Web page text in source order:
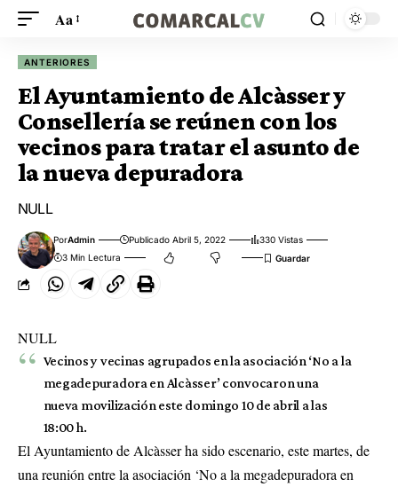
Aa
ANTERIORES
El Ayuntamiento de Alcàsser y
Consellería se reúnen con los
vecinos para tratar el asunto de
la nueva depuradora
NULL
PorAdmin Publicado Abril 5, 2022
330 Vistas
3 Min Lectura
NULL
Vecinos y vecinas agrupados en la asociación ‘No a la
megadepuradora en Alcàsser’ convocaron una
nueva movilización este domingo 10 de abril a las
18:00 h.
El Ayuntamiento de Alcàsser ha sido escenario, este martes, de
una reunión entre la asociación ‘No a la megadepuradora en